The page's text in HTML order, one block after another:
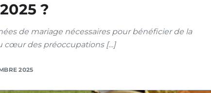
?
de mariage nécessaires pour bénéficier de la
cœur des préoccupations […]
2025